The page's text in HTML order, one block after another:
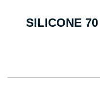
525.00×6.00